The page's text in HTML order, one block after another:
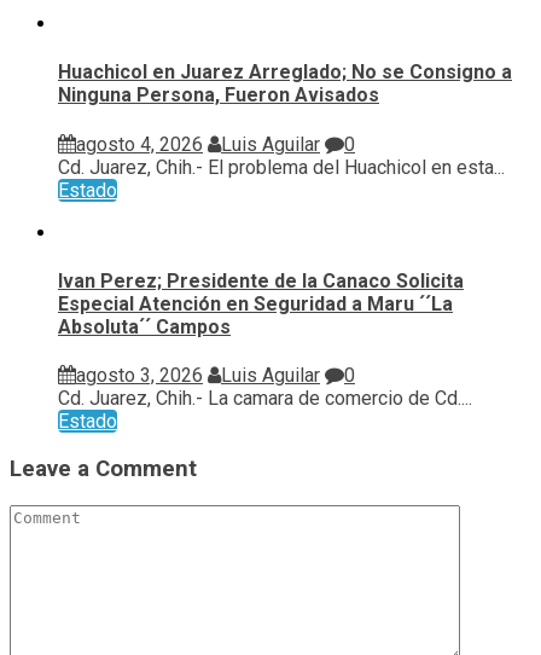
Huachicol en Juarez Arreglado; No se Consigno a
Ninguna Persona, Fueron Avisados
agosto 4, 2026 Luis Aguilar
0
Cd. Juarez, Chih.- El problema del Huachicol en esta...
Estado
Ivan Perez; Presidente de la Canaco Solicita
Especial Atención en Seguridad a Maru ´´La
Absoluta´´ Campos
agosto 3, 2026 Luis Aguilar
0
Cd. Juarez, Chih.- La camara de comercio de Cd....
Estado
Leave a Comment